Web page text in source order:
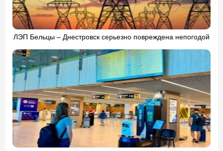
ЛЭП Бельцы – Днестровск серьезно повреждена непогодой